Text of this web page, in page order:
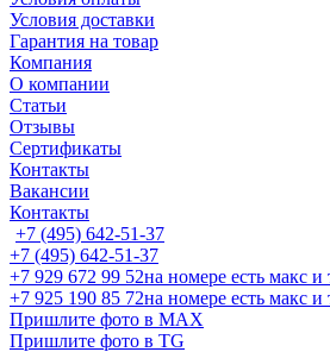
Условия доставки
Гарантия на товар
Компания
О компании
Статьи
Отзывы
Сертификаты
Контакты
Вакансии
Контакты
+7 (495) 642-51-37
+7 (495) 642-51-37
+7 929 672 99 52на номере есть макс и
+7 925 190 85 72на номере есть макс и
Пришлите фото в MAX
Пришлите фото в TG